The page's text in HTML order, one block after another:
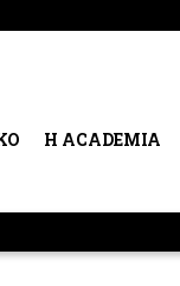
Η ACADEMIA